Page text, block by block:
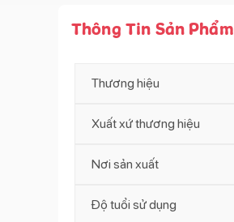
Thông Tin Sản Phẩm
Thương hiệu
Xuất xứ thương hiệu
Nơi sản xuất
Độ tuổi sử dụng